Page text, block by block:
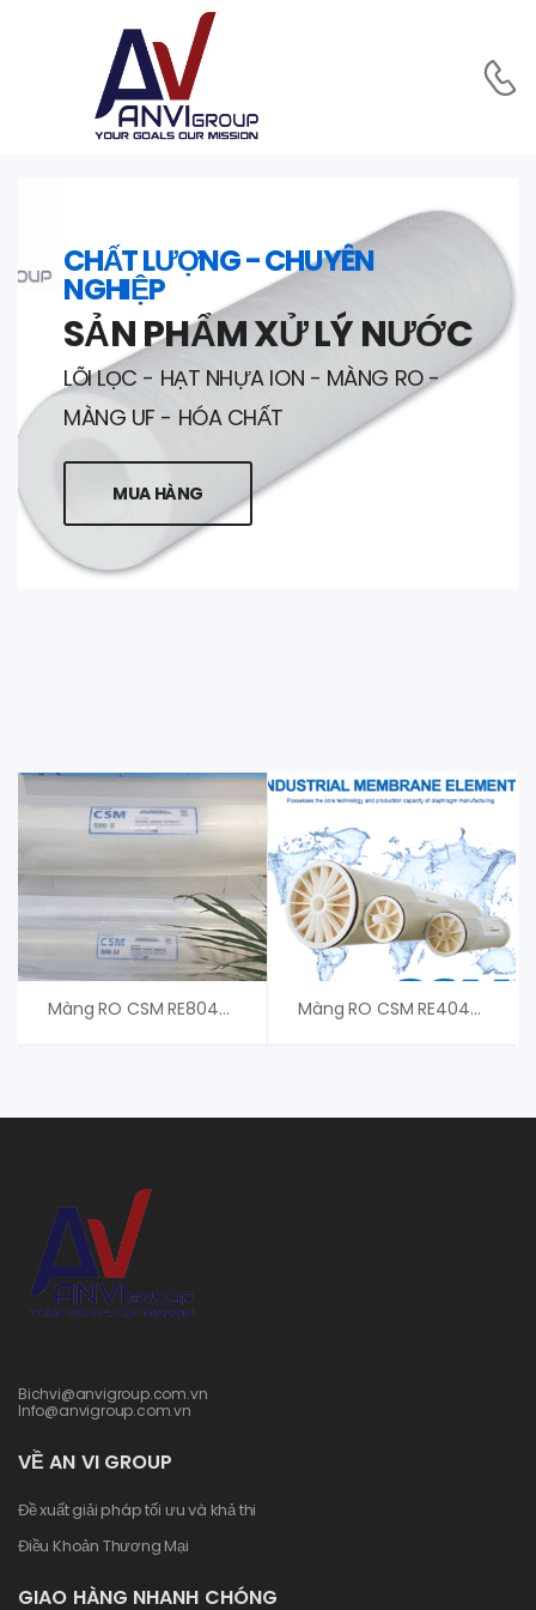
CHẤT LƯỢNG - CHUYÊN
NGHIỆP
SẢN PHẨM XỬ LÝ NƯỚC
LÕI LỌC - HẠT NHỰA ION - MÀNG RO -
MÀNG UF - HÓA CHẤT
MUA HÀNG
Màng RO CSM RE8040-BLN440 Màng RO CSM RE4040-FLR – An Vi Group
Bichvi@anvigroup.com.vn
Info@anvigroup.com.vn
VỀ AN VI GROUP
Đề xuất giải pháp tối ưu và khả thi
Điều Khoản Thương Mại
GIAO HÀNG NHANH CHÓNG